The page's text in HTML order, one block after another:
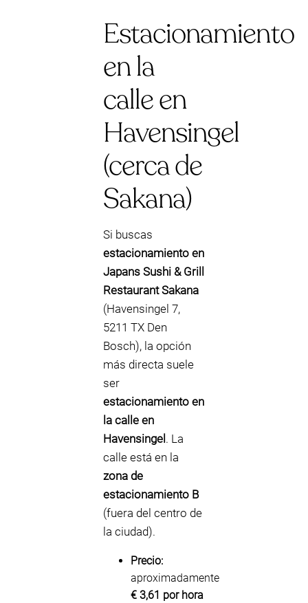
Estacionamiento
en la
calle en
Havensingel
(cerca de
Sakana)
Si buscas
estacionamiento en
Japans Sushi & Grill
Restaurant Sakana
(Havensingel 7,
5211 TX Den
Bosch), la opción
más directa suele
ser
estacionamiento en
la calle en
Havensingel . La
calle está en la
zona de
estacionamiento B
(fuera del centro de
la ciudad).
Precio:
aproximadamente
€ 3,61 por hora